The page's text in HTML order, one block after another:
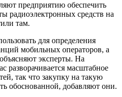
предприятию обеспечить
радиоэлектронных средств на
там.
для определения
мобильных операторов, а
эксперты. На
разворачивается масштабное
так что закупку на такую
обоснованной, добавляют они.